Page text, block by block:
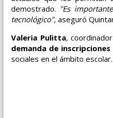
demostrado. "Es
tecnológico", aseguró
Valeria Pulitta,
demanda de
sociales en el ámbito escolar.